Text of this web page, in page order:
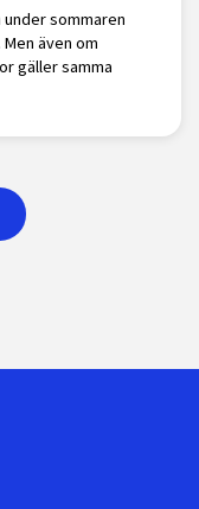
sommaren
även om
gäller samma